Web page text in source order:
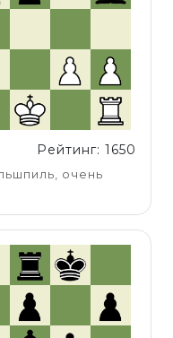
Рейтинг: 1650
очень